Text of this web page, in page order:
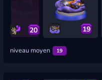
20 19
niveau moyen 19